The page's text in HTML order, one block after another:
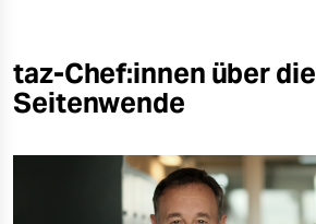
taz-Chef:innen über die
Seitenwende